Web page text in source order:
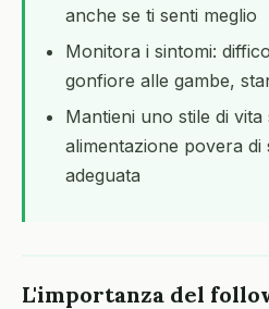
anche se ti senti meglio
Monitora i sintomi:
gonfiore alle gambe,
Mantieni uno stile di
alimentazione povera di
adeguata
L'importanza del